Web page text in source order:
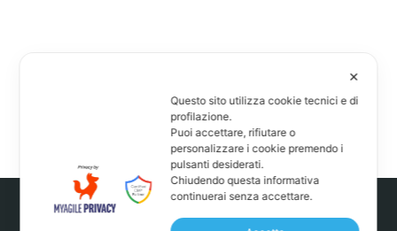
✕
Questo sito utilizza cookie tecnici e di
profilazione.
Puoi accettare, rifiutare o
personalizzare i cookie premendo i
pulsanti desiderati.
Chiudendo questa informativa
continuerai senza accettare.